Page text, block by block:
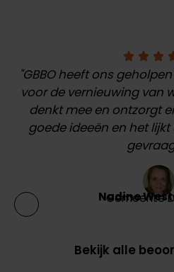
"GBBO heeft ons
voor de vernieuwing van
denkt mee en ontzorgt
goede ideeën en het
Nadine
Gemeente
Bekijk alle